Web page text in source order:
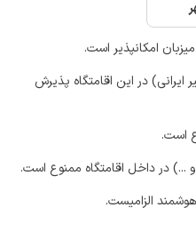
امکانپذیر است.
در این اقامتگاه پذیرش
است.
...) در داخل اقامتگاه ممنوع است.
الزامیست.